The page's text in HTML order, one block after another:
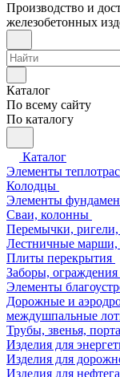
Производство и
железобетонных
Каталог
По всему сайту
По каталогу
Каталог
Элементы
Колодцы
Элементы
Сваи, колонны
Перемычки,
Лестничные марши,
Плиты перекрытия
Заборы, ограждения
Элементы
Дорожные и
междушпальные
Трубы, звенья,
Изделия для
Изделия для
Изделия для